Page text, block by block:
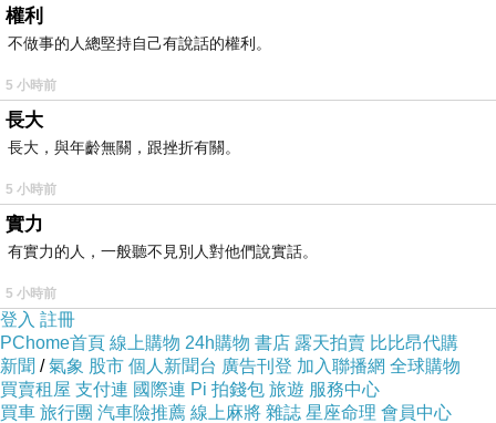
權利
不做事的人總堅持自己有說話的權利。
5 小時前
長大
長大，與年齡無關，跟挫折有關。
5 小時前
實力
有實力的人，一般聽不見別人對他們說實話。
5 小時前
登入 註冊
PChome首頁 線上購物 24h購物 書店 露天拍賣 比比昂代購
新聞 /氣象 股市 個人新聞台 廣告刊登 加入聯播網 全球購物
買賣租屋 支付連 國際連 Pi 拍錢包 旅遊 服務中心
買車 旅行團 汽車險推薦 線上麻將 雜誌 星座命理 會員中心